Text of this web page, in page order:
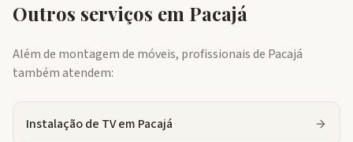
Outros serviços em Pacajá
Além de montagem de móveis, profissionais de Pacajá
também atendem:
Instalação de TVem Pacajá